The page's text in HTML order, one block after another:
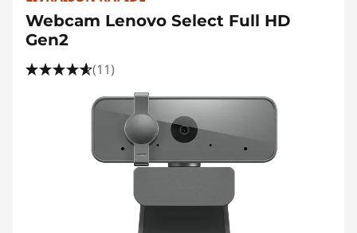
Webcam Lenovo Select Full HD
Gen2
(11)